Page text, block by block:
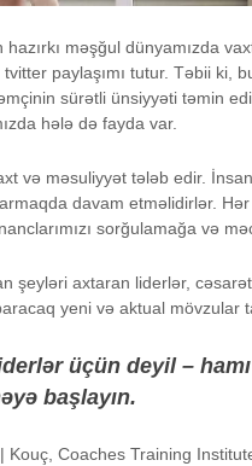
məşğul dünyamızda
paylaşımı tutur. Təbii ki,
sürətli ünsiyyəti təmin
hələ də fayda var.
və məsuliyyət tələb edir.
davam etməlidirlər.
sorğulamağa və
şeyləri axtaran liderlər,
yeni və aktual mövzular
üçün deyil –
başlayın.
Kouç, Coaches Training